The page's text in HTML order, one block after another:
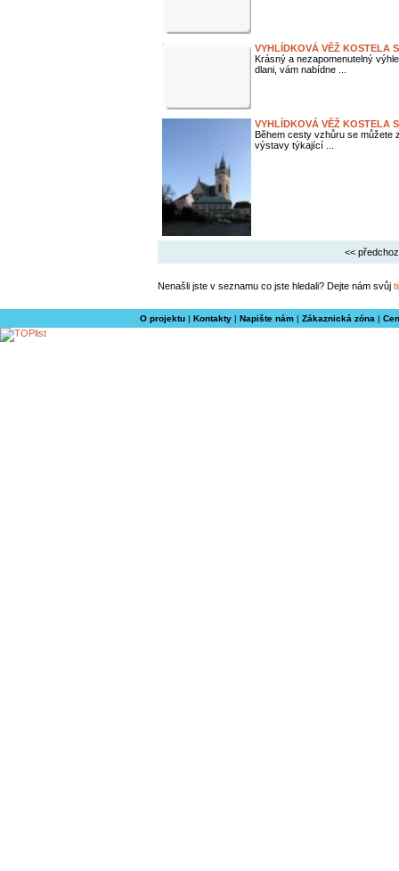
VYHLÍDKOVÁ VĚŽ KOSTELA
Krásný a nezapomenutelný
dlani, vám nabídne ...
VYHLÍDKOVÁ VĚŽ KOSTELA
Během cesty vzhůru se můžete
výstavy týkající ...
<<
Nenašli jste v seznamu co jste hledali? Dejte nám svůj
O projektu| Kontakty| Napište nám| Zákaznická zóna |